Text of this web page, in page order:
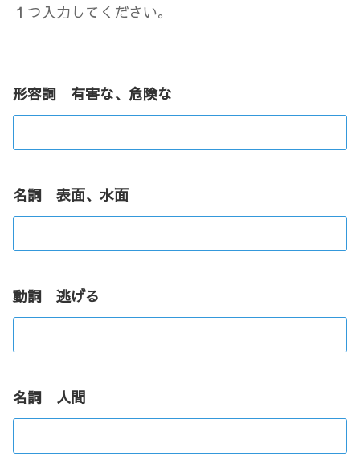
１つ入力してください。
形容詞 有害な、危険な
名詞 表面、水面
動詞 逃げる
名詞 人間